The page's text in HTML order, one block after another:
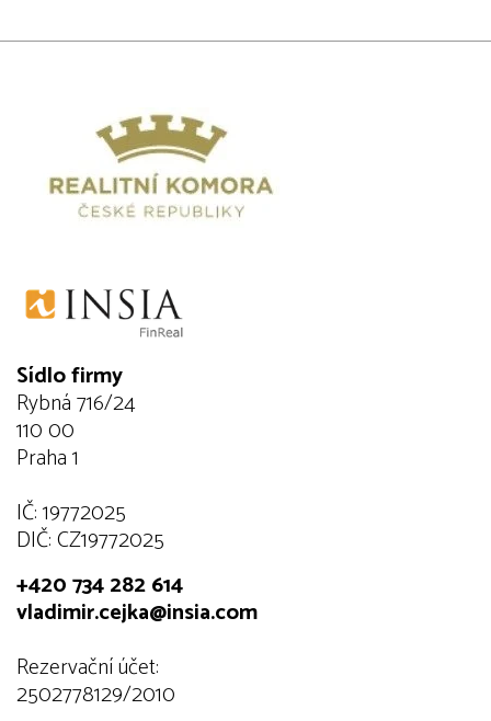
Sídlo firmy
Rybná 716/24
110 00
Praha 1
IČ: 19772025
DIČ: CZ19772025
+420 734 282 614
vladimir.cejka@insia.com
Rezervační účet:
2502778129/2010